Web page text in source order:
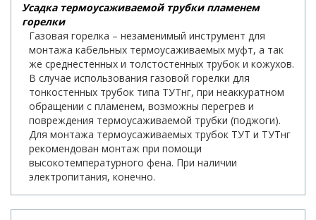
Усадка термоусаживаемой трубки пламенем
горелки
Газовая горелка – незаменимый инструмент для
монтажа кабельных термоусаживаемых муфт, а так
же среднестенных и толстостенных трубок и кожухов.
В случае использования газовой горелки для
тонкостенных трубок типа ТУТнг, при неаккуратном
обращении с пламенем, возможны перегрев и
повреждения термоусаживаемой трубки (поджоги).
Для монтажа термоусаживаемых трубок ТУТ и ТУТнг
рекомендован монтаж при помощи
высокотемпературного фена. При наличии
электропитания, конечно.